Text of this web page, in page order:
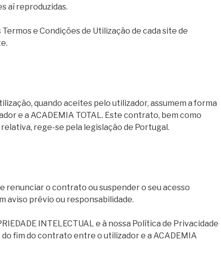
aí reproduzidas.
e Condições de Utilização de cada site de
quando aceites pelo utilizador, assumem a forma
e a ACADEMIA TOTAL. Este contrato, bem como
rege-se pela legislação de Portugal.
renunciar o contrato ou suspender o seu acesso
aviso prévio ou responsabilidade.
INTELECTUAL e à nossa Política de Privacidade
fim do contrato entre o utilizador e a ACADEMIA